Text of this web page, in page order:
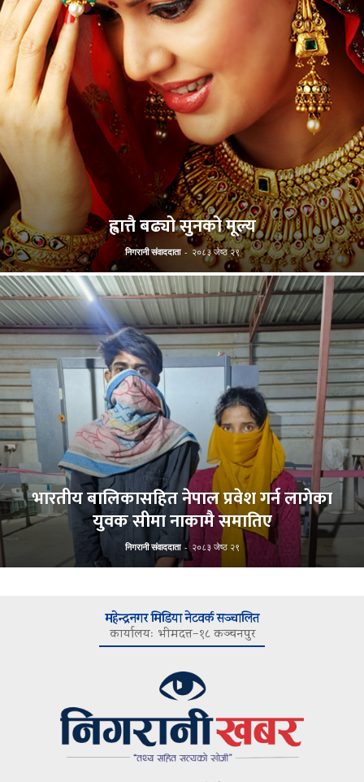
ह्वात्तै बढ्यो सुनको मूल्य
निगरानी संवाददाता - २०८३ जेष्ठ २९
भारतीय बालिकासहित नेपाल प्रवेश गर्न लागेका
युवक सीमा नाकामै समातिए
निगरानी संवाददाता - २०८३ जेष्ठ २९
महेन्द्रनगर मिडिया नेटवर्क सञ्चालित
कार्यालयः भीमदत्त–१८ कञ्चनपुर